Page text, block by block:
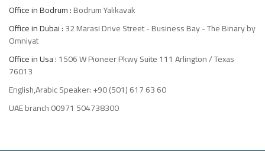
Office in Bodrum :Bodrum Yalıkavak
Office in Dubai :32 Marasi Drive Street - Business Bay - The Binary by
Omniyat
Office in Usa :1506 W Pioneer Pkwy Suite 111 Arlington / Texas
76013
English,Arabic Speaker: +90 (501) 617 63 60
UAE branch 00971 504738300